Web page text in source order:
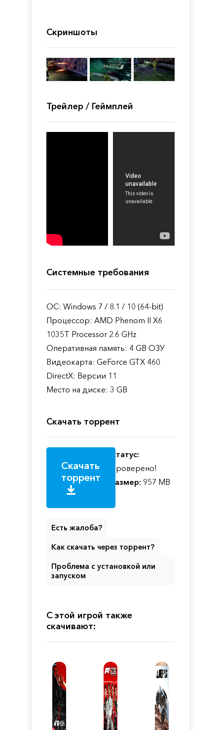
Скриншоты
Трейлер / Геймплей
Системные требования
ОС: Windows 7 / 8.1 / 10 (64-bit)
Процессор: AMD Phenom II X6
1035T Processor 2.6 GHz
Оперативная память: 4 GB ОЗУ
Видеокарта: GeForce GTX 460
DirectX: Версии 11
Место на диске: 3 GB
Скачать торрент
Скачать
торрент
Статус:
Проверено!
Размер: 957 MB
Есть жалоба?
Как скачать через торрент?
Проблема с установкой или
запуском
С этой игрой также
скачивают: